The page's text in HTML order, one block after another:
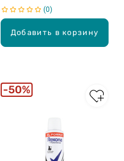
Добавить в корзину
0
50%